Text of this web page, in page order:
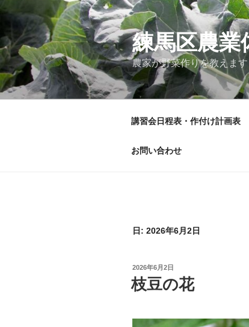
コ
テ
ン
ツ
へ
ス
練馬区農
農家が野菜作りを教えます
講習会日程表・作付け計画表
お問い合わせ
日: 2026年6月2日
投
稿
日:
2026年6月2日
枝豆の花